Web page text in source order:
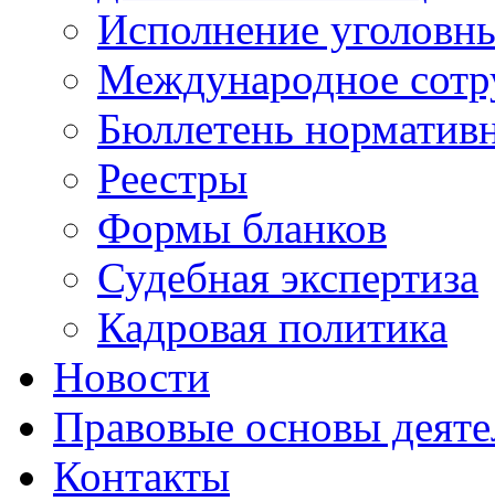
Исполнение
Международное
Бюллетень
Реестры
Формы бланков
Судебная экспертиза
Кадровая политика
Новости
Правовые основы
Контакты